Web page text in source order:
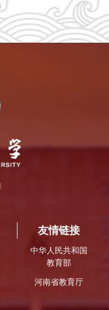
友情链接
中华人民共和国
教育部
河南省教育厅